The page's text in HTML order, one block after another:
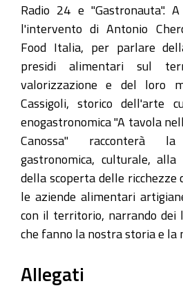
Radio 24 e "Gastronauta".
l'intervento di Antonio
Food Italia, per parlare
presidi alimentari sul
valorizzazione e del loro
Cassigoli, storico dell'arte
enogastronomica "A tavola
Canossa" racconterà
gastronomica, culturale,
della scoperta delle ricchezze
le aziende alimentari
con il territorio, narrando dei
che fanno la nostra storia e la
Allegati